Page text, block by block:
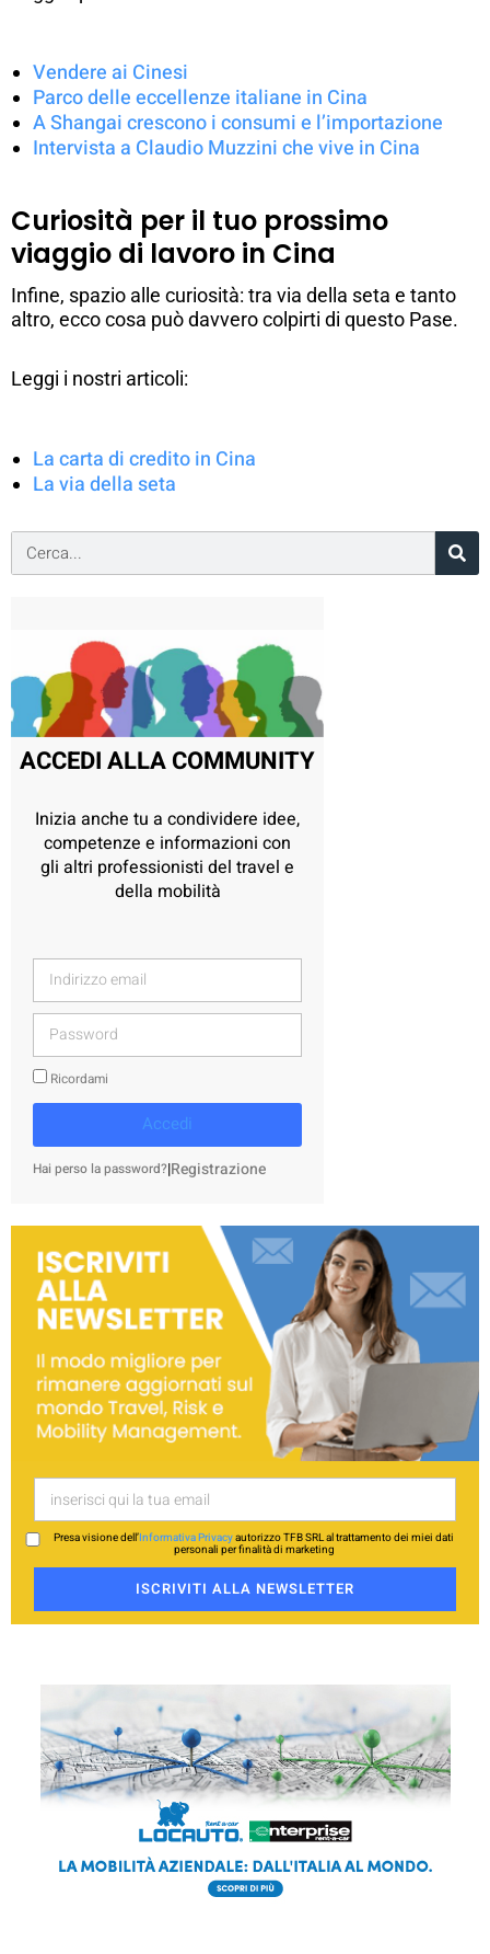
Vendere ai Cinesi
Parco delle eccellenze italiane in Cina
A Shangai crescono i consumi e l’importazione
Intervista a Claudio Muzzini che vive in Cina
Curiosità per il tuo prossimo
viaggio di lavoro in Cina
Infine, spazio alle curiosità: tra via della seta e tanto
altro, ecco cosa può davvero colpirti di questo Pase.
Leggi i nostri articoli:
La carta di credito in Cina
La via della seta
ACCEDI ALLA COMMUNITY
Inizia anche tu a condividere idee,
competenze e informazioni con
gli altri professionisti del travel e
della mobilità
Ricordami
Accedi
Hai perso la password?|Registrazione
Presa visione dell’Informativa Privacyautorizzo TFB SRL al trattamento dei miei dati
personali per finalità di marketing
ISCRIVITI ALLA NEWSLETTER